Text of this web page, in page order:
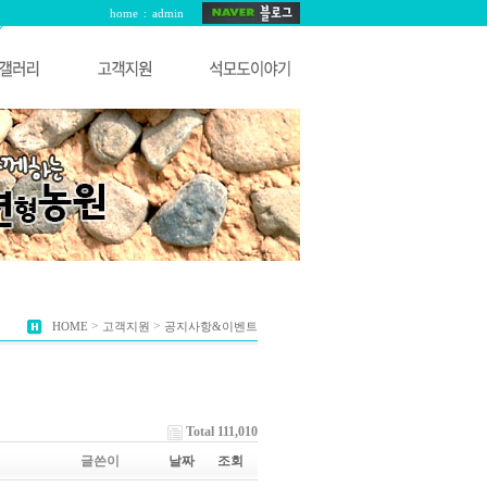
home : admin
HOME > 고객지원 > 공지사항&이벤트
Total 111,010
글쓴이 날짜 조회